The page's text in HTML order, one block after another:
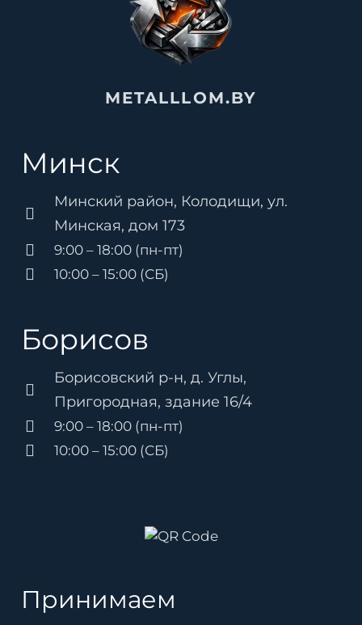
METALLLOM.BY
Минск
Минский район, Колодищи, ул.
Минская, дом 173
9:00 – 18:00 (пн-пт)
10:00 – 15:00 (СБ)
Борисов
Борисовский р-н, д. Углы,
Пригородная, здание 16/4
9:00 – 18:00 (пн-пт)
10:00 – 15:00 (СБ)
Принимаем